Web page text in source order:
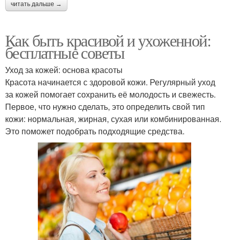
читать дальше →
Как быть красивой и ухоженной:
бесплатные советы
Уход за кожей: основа красоты
Красота начинается с здоровой кожи. Регулярный уход
за кожей помогает сохранить её молодость и свежесть.
Первое, что нужно сделать, это определить свой тип
кожи: нормальная, жирная, сухая или комбинированная.
Это поможет подобрать подходящие средства.